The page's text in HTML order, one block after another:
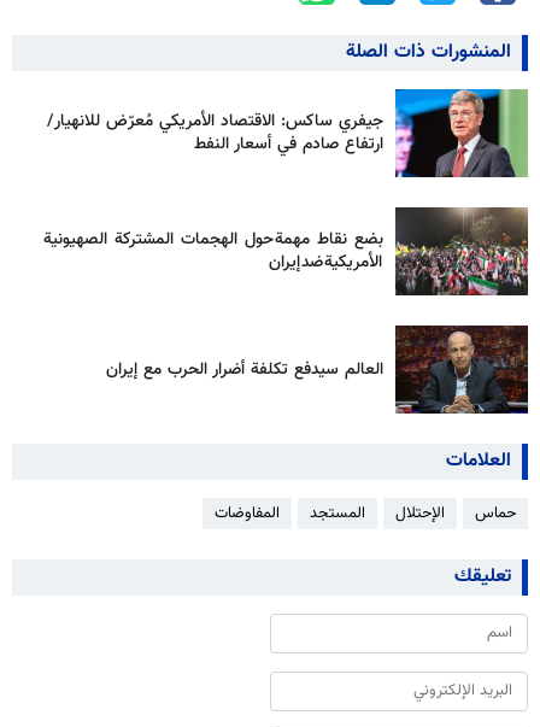
المنشورات ذات الصلة
جيفري ساكس: الاقتصاد الأمريكي مُعرّض للانهيار/
ارتفاع صادم في أسعار النفط
بضع نقاط مهمة حول الهجمات المشتركة الصهيونية
الأمريكية ضد إيران
العالم سيدفع تكلفة أضرار الحرب مع إيران
العلامات
حماس الإحتلال المستجد المفاوضات
تعليقك